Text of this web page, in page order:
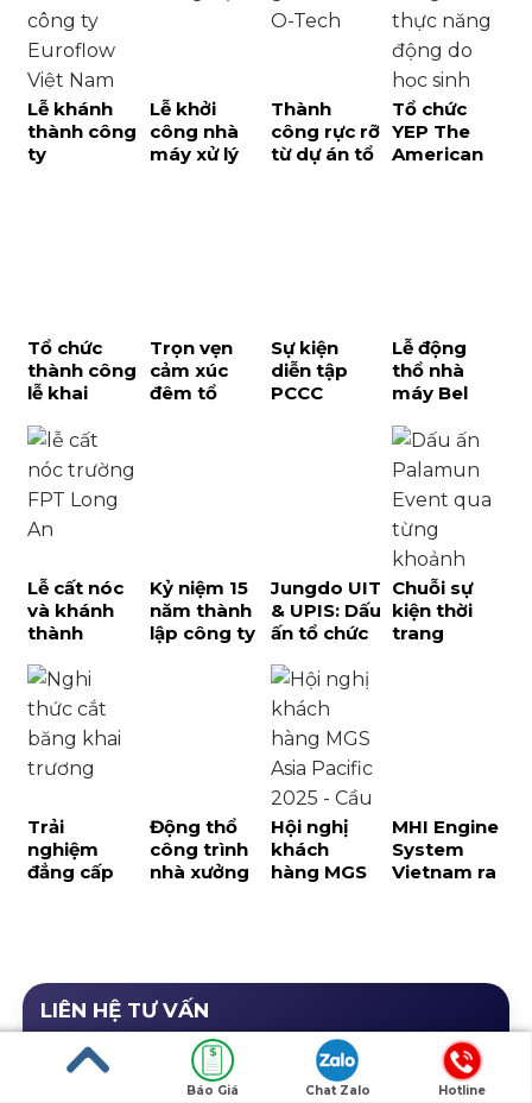
Hotline
Chat Zalo
Báo Giá
Lễ khánh
thành công
ty
Lễ khởi
công nhà
máy xử lý
Thành
công rực rỡ
từ dự án tổ
Tổ chức
YEP The
American
Tổ chức
thành công
lễ khai
xưởng
REEPRO tại
Phú Quốc
Trọn vẹn
cảm xúc
đêm tổ
Sự kiện
diễn tập
PCCC
Lễ động
thổ nhà
máy Bel
Giai đoạn 2:
Dấu ấn
chiến lược
tại Bình
Dương
Lễ cất nóc
và khánh
thành
Long An:
Dấu ấn tại
đại đô thị
T&T City
Millennia
Kỷ niệm 15
năm thành
lập công ty
Jungdo UIT
& UPIS: Dấu
ấn tổ chức
kết hợp du
lịch tại Phú
Quốc
Chuỗi sự
kiện thời
trang
Trải
nghiệm
đẳng cấp
Phiten
Động thổ
công trình
nhà xưởng
Hội nghị
khách
hàng MGS
gắn kết
MHI Engine
System
Vietnam ra
phẩm MGS
LIÊN HỆ TƯ VẤN
0866.48.1115 Báo giá nhanh